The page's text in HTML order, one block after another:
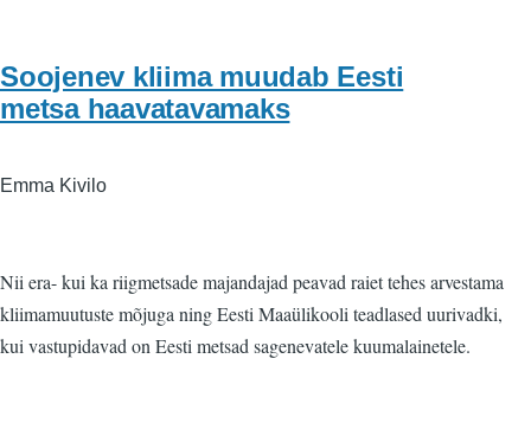
Soojenev kliima muudab Eesti
metsa haavatavamaks
Emma Kivilo
Nii era- kui ka riigmetsade majandajad peavad raiet tehes arvestama
kliimamuutuste mõjuga ning Eesti Maaülikooli teadlased uurivadki,
kui vastupidavad on Eesti metsad sagenevatele kuumalainetele.